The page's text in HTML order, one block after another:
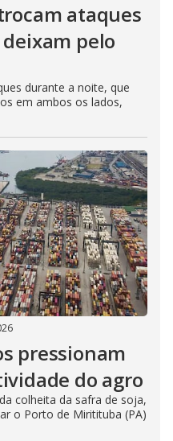
ataques
pelo
durante a noite, que
em ambos os lados,
pressionam
do agro
colheita da safra de soja,
o Porto de Miritituba (PA)